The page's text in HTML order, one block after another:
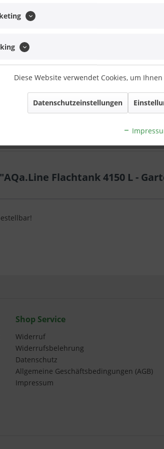
Gartenfilter
€ 0,01 * €
Flachtank 4150 L -
Shop Service
Widerruf
Widerrufsbelehrung
Datenschutz
Allgemeine Geschäftsbedingungen (AGB)
Impressum
Diese Website verwendet Cookies, um
Datenschutzeinstellungen